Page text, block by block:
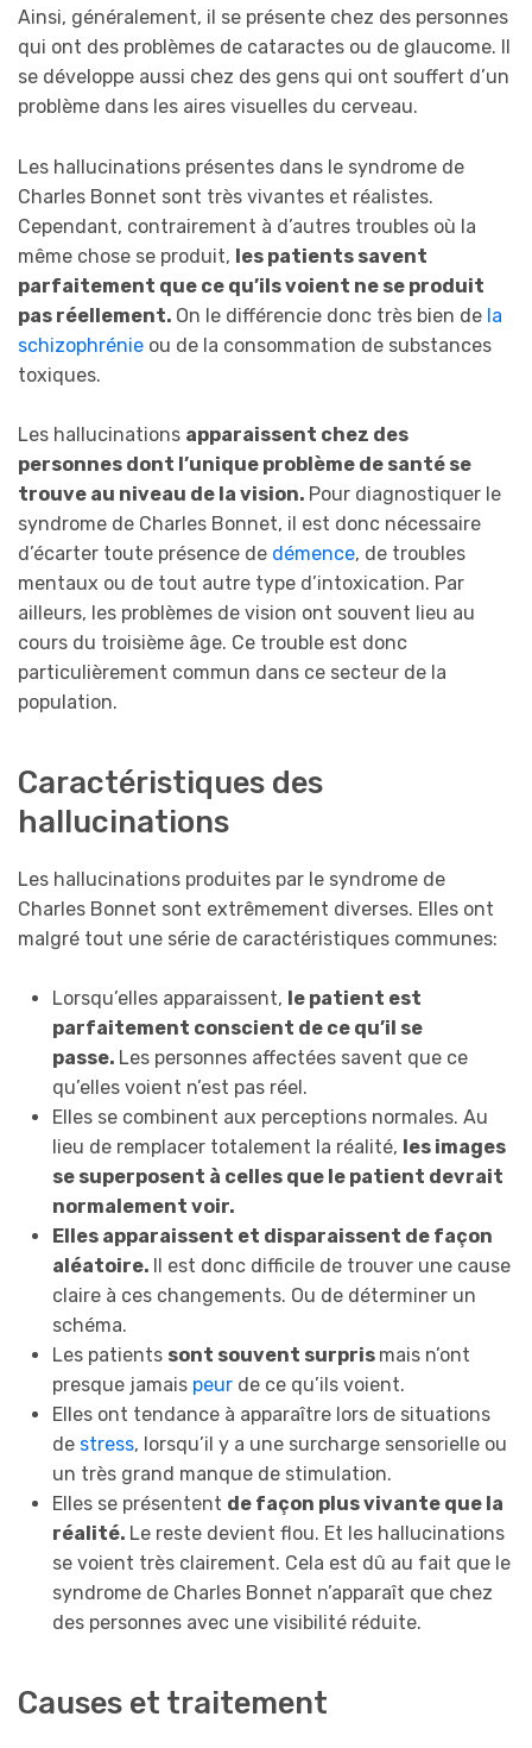
Ainsi, généralement, il se présente chez des personnes
qui ont des problèmes de cataractes ou de glaucome. Il
se développe aussi chez des gens qui ont souffert d’un
problème dans les aires visuelles du cerveau.
Les hallucinations présentes dans le syndrome de
Charles Bonnet sont très vivantes et réalistes.
Cependant, contrairement à d’autres troubles où la
même chose se produit, les patients savent
parfaitement que ce qu’ils voient ne se produit
pas réellement. On le différencie donc très bien de la
schizophrénie ou de la consommation de substances
toxiques.
Les hallucinations apparaissent chez des
personnes dont l’unique problème de santé se
trouve au niveau de la vision. Pour diagnostiquer le
syndrome de Charles Bonnet, il est donc nécessaire
d’écarter toute présence de démence, de troubles
mentaux ou de tout autre type d’intoxication. Par
ailleurs, les problèmes de vision ont souvent lieu au
cours du troisième âge. Ce trouble est donc
particulièrement commun dans ce secteur de la
population.
Caractéristiques des
hallucinations
Les hallucinations produites par le syndrome de
Charles Bonnet sont extrêmement diverses. Elles ont
malgré tout une série de caractéristiques communes:
Lorsqu’elles apparaissent, le patient est
parfaitement conscient de ce qu’il se
passe. Les personnes affectées savent que ce
qu’elles voient n’est pas réel.
Elles se combinent aux perceptions normales. Au
lieu de remplacer totalement la réalité, les images
se superposent à celles que le patient devrait
normalement voir.
Elles apparaissent et disparaissent de façon
aléatoire.
Il est donc difficile de trouver une cause
claire à ces changements. Ou de déterminer un
schéma.
Les patients sont souvent surpris mais n’ont
presque jamais peurde ce qu’ils voient.
Elles ont tendance à apparaître lors de situations
de stress, lorsqu’il y a une surcharge sensorielle ou
un très grand manque de stimulation.
Elles se présentent de façon plus vivante que la
réalité. Le reste devient flou. Et les hallucinations
se voient très clairement. Cela est dû au fait que le
syndrome de Charles Bonnet n’apparaît que chez
des personnes avec une visibilité réduite.
Causes et traitement